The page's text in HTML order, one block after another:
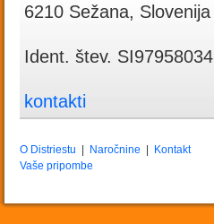
6210 Sežana, Slovenija
Ident. štev. SI97958034
kontakti
O Distriestu Naročnine
Kontakt
Vaše pripombe